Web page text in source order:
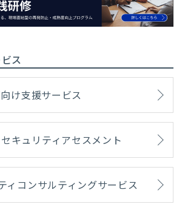
ス
け支援サービス
キュリティアセスメント
ィコンサルティングサービス